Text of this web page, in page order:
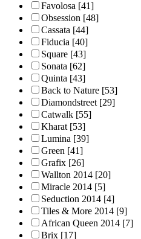
Favolosa [41]
Obsession [48]
Cassata [44]
Fiducia [40]
Square [43]
Sonata [62]
Quinta [43]
Back to Nature [53]
Diamondstreet [29]
Catwalk [55]
Kharat [53]
Lumina [39]
Green [41]
Grafix [26]
Wallton 2014 [20]
Miracle 2014 [5]
Seduction 2014 [4]
Tiles & More 2014 [9]
African Queen 2014 [7]
Brix [17]